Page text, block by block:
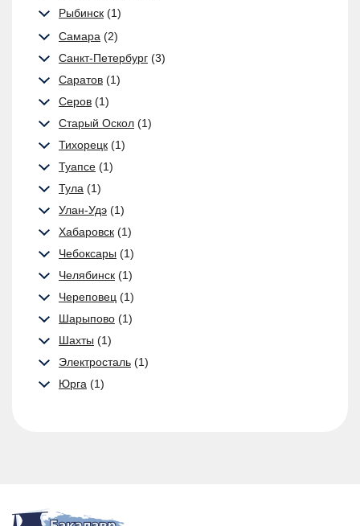
Рыбинск (1)
Самара (2)
Санкт-Петербург (3)
Саратов (1)
Серов (1)
Старый Оскол (1)
Тихорецк (1)
Туапсе (1)
Тула (1)
Улан-Удэ (1)
Хабаровск (1)
Чебоксары (1)
Челябинск (1)
Череповец (1)
Шарыпово (1)
Шахты (1)
Электросталь (1)
Юрга (1)